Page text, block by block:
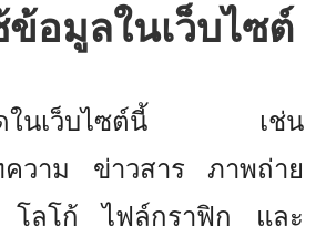
ข้อมูลในเว็บไซต์
มดในเว็บไซต์นี้ เช่น
วาม ข่าวสาร ภาพถ่าย
โลโก้ ไฟล์กราฟิก และ